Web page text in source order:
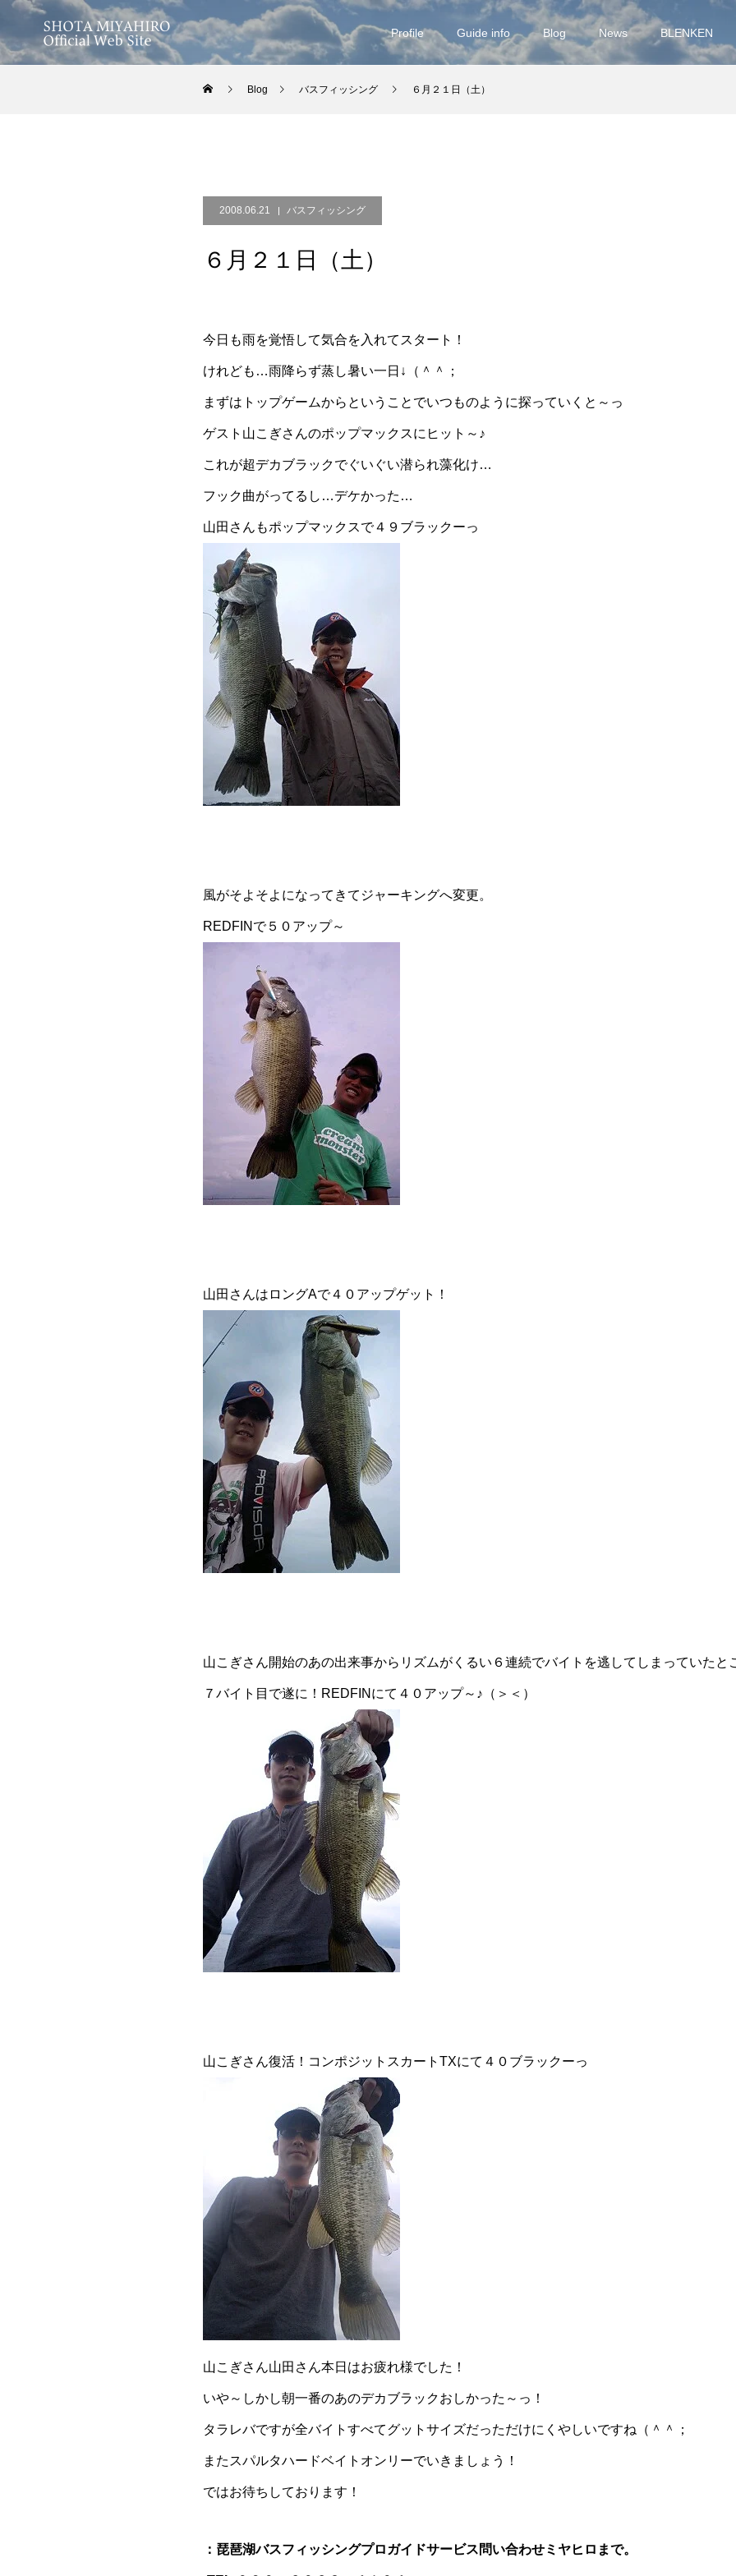
Profile Guide info Blog News BLENKEN
Blog バスフィッシング ６月２１日（土）
2008.06.21 バスフィッシング
６月２１日（土）
今日も雨を覚悟して気合を入れてスタート！
けれども…雨降らず蒸し暑い一日↓（＾＾；
まずはトップゲームからということでいつものように探っていくと～っ
ゲスト山こぎさんのポップマックスにヒット～♪
これが超デカブラックでぐいぐい潜られ藻化け…
フック曲がってるし…デケかった…
山田さんもポップマックスで４９ブラックーっ
風がそよそよになってきてジャーキングへ変更。
REDFINで５０アップ～
山田さんはロングAで４０アップゲット！
山こぎさん開始のあの出来事からリズムがくるい６連続でバイトを逃してしまっていたと
７バイト目で遂に！REDFINにて４０アップ～♪（＞＜）
山こぎさん復活！コンポジットスカートTXにて４０ブラックーっ
山こぎさん山田さん本日はお疲れ様でした！
いや～しかし朝一番のあのデカブラックおしかった～っ！
タラレバですが全バイトすべてグットサイズだっただけにくやしいですね（＾＾；
またスパルタハードベイトオンリーでいきましょう！
ではお待ちしております！
：琵琶湖バスフィッシングプロガイドサービス問い合わせミヤヒロまで。